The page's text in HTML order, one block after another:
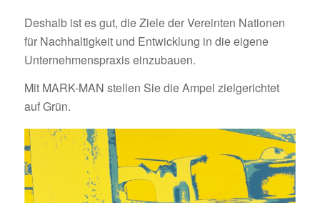
Deshalb ist es gut, die Ziele der Vereinten Nationen
für Nachhaltigkeit und Entwicklung in die eigene
Unternehmenspraxis einzubauen.
Mit MARK-MAN stellen Sie die Ampel zielgerichtet
auf Grün.